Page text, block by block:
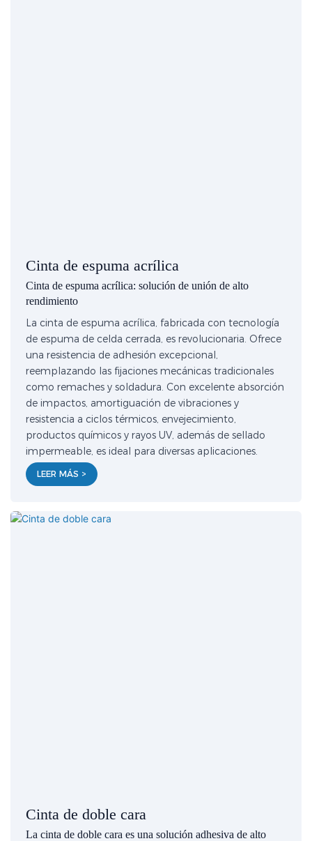
Cinta de espuma acrílica
Cinta de espuma acrílica: solución de unión de alto
rendimiento
La cinta de espuma acrílica, fabricada con tecnología
de espuma de celda cerrada, es revolucionaria. Ofrece
una resistencia de adhesión excepcional,
reemplazando las fijaciones mecánicas tradicionales
como remaches y soldadura. Con excelente absorción
de impactos, amortiguación de vibraciones y
resistencia a ciclos térmicos, envejecimiento,
productos químicos y rayos UV, además de sellado
impermeable, es ideal para diversas aplicaciones.
LEER MÁS >
Cinta de doble cara
La cinta de doble cara es una solución adhesiva de alto